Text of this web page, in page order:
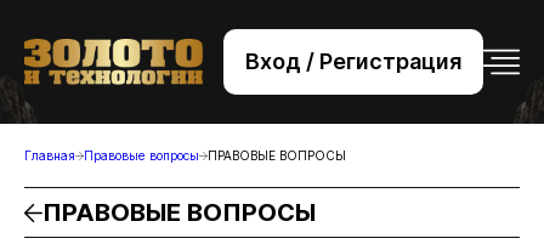
Вход / Регистрация
+7 (495) 221-76-32
bsv@zolteh.ru
Главная Правовые вопросы ПРАВОВЫЕ ВОПРОСЫ
ПРАВОВЫЕ ВОПРОСЫ